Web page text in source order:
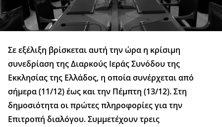
Σε εξέλιξη βρίσκεται αυτή την ώρα η κρίσιμη
συνεδρίαση της Διαρκούς Ιεράς Συνόδου της
Εκκλησίας της Ελλάδος, η οποία συνέρχεται από
σήμερα (11/12) έως και την Πέμπτη (13/12). Στη
δημοσιότητα οι πρώτες πληροφορίες για την
Επιτροπή διαλόγου. Συμμετέχουν τρεις